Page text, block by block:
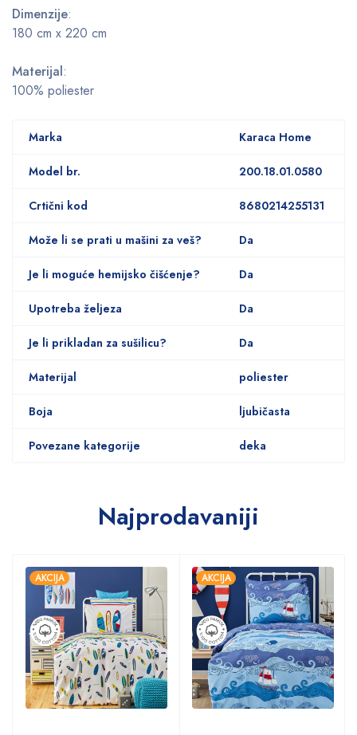
Dimenzije:
180 cm x 220 cm
Materijal:
100% poliester
Marka Karaca Home
Model br. 200.18.01.0580
Crtični kod 8680214255131
Može li se prati u mašini za veš? Da
Je li moguće hemijsko čišćenje? Da
Upotreba željeza Da
Je li prikladan za sušilicu? Da
Materijal poliester
Boja ljubičasta
Povezane kategorije deka
Najprodavaniji
AKCIJA AKCIJA